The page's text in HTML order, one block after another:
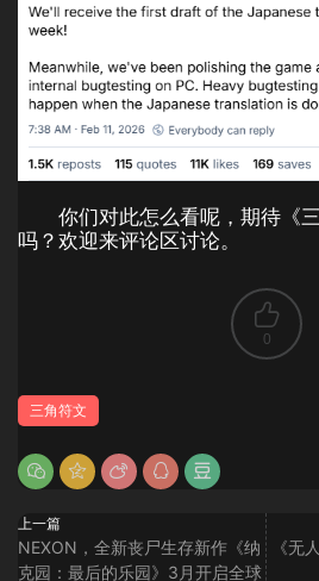
你们对此怎么看呢，期待《
吗？欢迎来评论区讨论。
0
三角符文
上一篇
NEXON，全新丧尸生存新作《纳
克园：最后的乐园》3月开启全球
《无